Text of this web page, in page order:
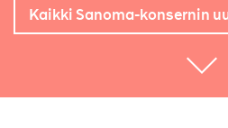
Kaikki Sanoma-konsernin